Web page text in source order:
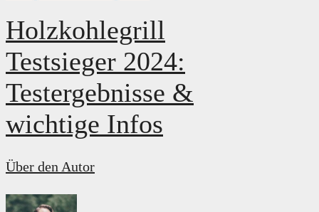
Holzkohlegrill
Testsieger 2024:
Testergebnisse &
wichtige Infos
Über den Autor